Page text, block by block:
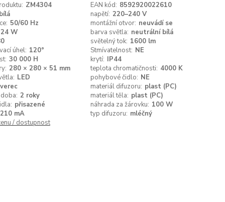
ZM4304 EAN kód: 8592920022610
bílá napětí: 220–240 V
50/60 Hz montážní otvor: neuvádí se
24 W barva světla: neutrální bílá
světelný tok: 1600 lm
úhel: 120° Stmívatelnost: NE
30 000 H krytí: IP44
280 × 280 × 51 mm teplota chromatičnosti: 4000 K
LED pohybové čidlo: NE
materiál difuzoru: plast (PC)
2 roky materiál těla: plast (PC)
přisazené náhrada za žárovku: 100 W
210 mA typ difuzoru: mléčný
/ dostupnost